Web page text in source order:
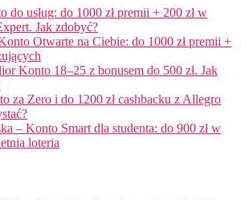
do usług: do 1000 zł premii + 200 zł w
Jak zdobyć?
Otwarte na Ciebie: do 1000 zł premii +
Konto 18–25 z bonusem do 500 zł. Jak
za Zero i do 1200 zł cashbacku z Allegro
– Konto Smart dla studenta: do 900 zł w
loteria